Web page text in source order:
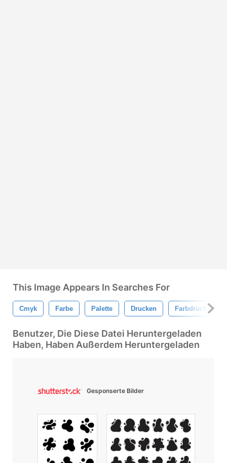
This Image Appears In Searches For
Cmyk Farbe Palette Drucken Farbdruck
Benutzer, Die Diese Datei Heruntergeladen
Haben, Haben Außerdem Heruntergeladen
Gesponserte Bilder